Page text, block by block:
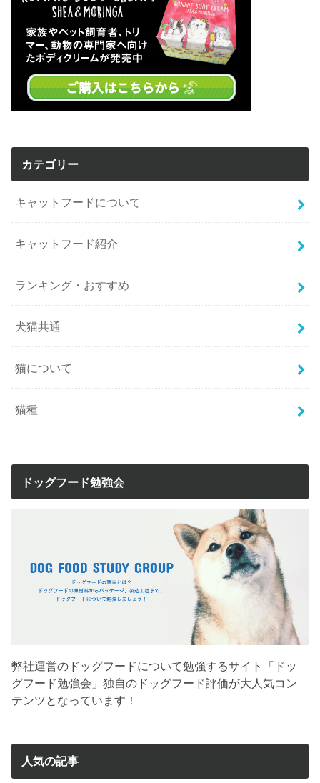
カテゴリー
キャットフードについて
キャットフード紹介
ランキング・おすすめ
犬猫共通
猫について
猫種
ドッグフード勉強会
弊社運営のドッグフードについて勉強するサイト「ドッ
グフード勉強会」独自のドッグフード評価が大人気コン
テンツとなっています！
人気の記事